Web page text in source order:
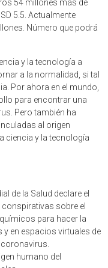
5.5. Actualmente
Número que podrá
a la normalidad, si tal
Por ahora en el mundo,
para encontrar una
Pero también ha
al origen
ciencia y la tecnología
conspirativas sobre el
para hacer la
en espacios virtuales de
coronavirus.
humano del